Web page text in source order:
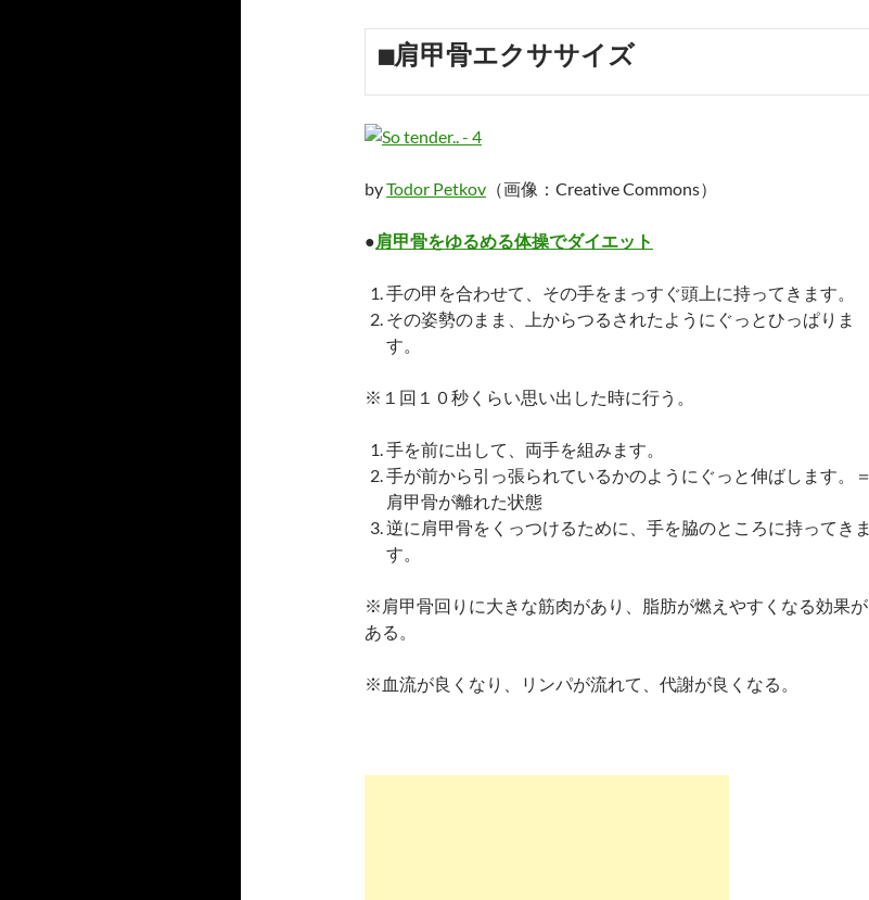
■肩甲骨エクササイズ
byTodor Petkov （画像：Creative Commons）
●肩甲骨をゆるめる体操でダイエット
手の甲を合わせて、その手をまっすぐ頭上に持ってきます。
その姿勢のまま、上からつるされたようにぐっとひっぱりま
す。
※１回１０秒くらい思い出した時に行う。
手を前に出して、両手を組みます。
手が前から引っ張られているかのようにぐっと伸ばします。＝
肩甲骨が離れた状態
逆に肩甲骨をくっつけるために、手を脇のところに持ってきま
す。
※肩甲骨回りに大きな筋肉があり、脂肪が燃えやすくなる効果が
ある。
※血流が良くなり、リンパが流れて、代謝が良くなる。